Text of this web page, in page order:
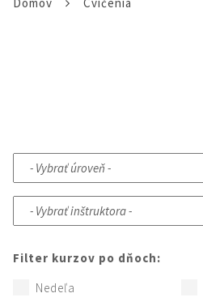
Filter kurzov po dňoch:
Nedeľa